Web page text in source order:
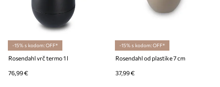
-15% s kodom: OFF*
Rosendahl vrč termo 1 l
76,99 €
-15% s kodom: OFF*
Rosendahl od plastike 7 cm
37,99 €